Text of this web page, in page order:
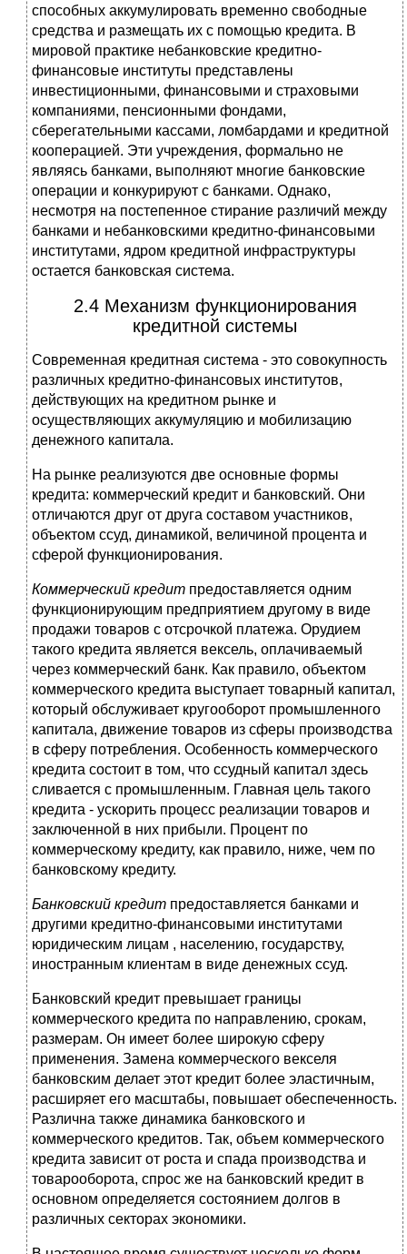
способных аккумулировать временно свободные
средства и размещать их с помощью кредита. В
мировой практике небанковские кредитно-
финансовые институты представлены
инвестиционными, финансовыми и страховыми
компаниями, пенсионными фондами,
сберегательными кассами, ломбардами и кредитной
кооперацией. Эти учреждения, формально не
являясь банками, выполняют многие банковские
операции и конкурируют с банками. Однако,
несмотря на постепенное стирание различий между
банками и небанковскими кредитно-финансовыми
институтами, ядром кредитной инфраструктуры
остается банковская система.
2.4 Механизм функционирования
кредитной системы
Современная кредитная система - это совокупность
различных кредитно-финансовых институтов,
действующих на кредитном рынке и
осуществляющих аккумуляцию и мобилизацию
денежного капитала.
На рынке реализуются две основные формы
кредита: коммерческий кредит и банковский. Они
отличаются друг от друга составом участников,
объектом ссуд, динамикой, величиной процента и
сферой функционирования.
Коммерческий кредит предоставляется одним
функционирующим предприятием другому в виде
продажи товаров с отсрочкой платежа. Орудием
такого кредита является вексель, оплачиваемый
через коммерческий банк. Как правило, объектом
коммерческого кредита выступает товарный капитал,
который обслуживает кругооборот промышленного
капитала, движение товаров из сферы производства
в сферу потребления. Особенность коммерческого
кредита состоит в том, что ссудный капитал здесь
сливается с промышленным. Главная цель такого
кредита - ускорить процесс реализации товаров и
заключенной в них прибыли. Процент по
коммерческому кредиту, как правило, ниже, чем по
банковскому кредиту.
Банковский кредит предоставляется банками и
другими кредитно-финансовыми институтами
юридическим лицам , населению, государству,
иностранным клиентам в виде денежных ссуд.
Банковский кредит превышает границы
коммерческого кредита по направлению, срокам,
размерам. Он имеет более широкую сферу
применения. Замена коммерческого векселя
банковским делает этот кредит более эластичным,
расширяет его масштабы, повышает обеспеченность.
Различна также динамика банковского и
коммерческого кредитов. Так, объем коммерческого
кредита зависит от роста и спада производства и
товарооборота, спрос же на банковский кредит в
основном определяется состоянием долгов в
различных секторах экономики.